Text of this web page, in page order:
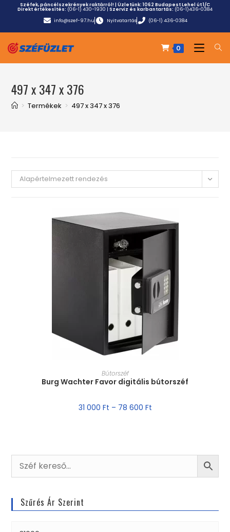
Széfek, páncélszekrények raktárról! | Üzletünk:1062 Budapest Lehel út 1/C
Direkt értékesítés: (06-1) 430-1930 | Szerviz és karbantartás: (06-1)436-0384
info@szef-97.hu
Nyitvatartás (06-1) 436-0384
0
497 x 347 x 376
> Termékek > 497 x 347 x 376
Alapértelmezett rendezés
MÉRET VÁLASZTÁSA
Bútorszéf
Burg Wachter Favor digitális bútorszéf
31 000 Ft – 78 600 Ft
Szűrés Ár Szerint